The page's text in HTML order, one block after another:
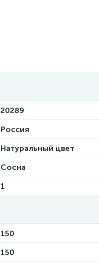
20289
Россия
Натуральный цвет
Сосна
1
150
150